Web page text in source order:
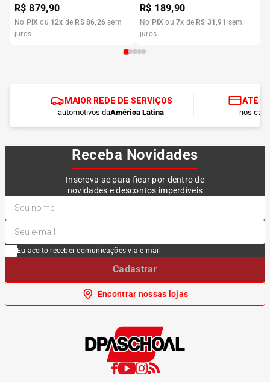
R$879,90
No PIX ou 12x de R$ 86,26 sem
juros
R$ 189,90
No PIX ou7x de R$ 31 ,91 sem
juros
MAIOR REDE DE SERVIÇOS
automotivos daAmérica Latina
ATÉ
nos
Receba Novidades
Inscreva-se para ficar por dentro de
novidades e descontos imperdíveis
Eu aceito receber comunicações via e-mail
Cadastrar
Encontrar nossas lojas